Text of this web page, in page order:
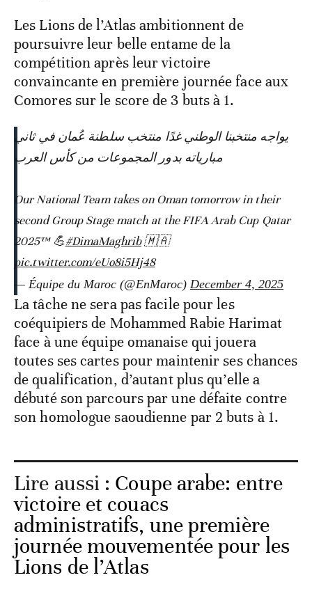
Les Lions de l’Atlas ambitionnent de
poursuivre leur belle entame de la
compétition après leur victoire
convaincante en première journée face aux
Comores sur le score de 3 buts à 1.
يواجه منتخبنا الوطني غدًا منتخب سلطنة عُمان في ثاني
مبارياته بدور المجموعات من كأس العرب
Our National Team takes on Oman tomorrow in their
second Group Stage match at the FIFA Arab Cup Qatar
2025™ 💪#DimaMaghrib🇲🇦
pic.twitter.com/eUo8i5Hj48
— Équipe du Maroc (@EnMaroc) December 4, 2025
La tâche ne sera pas facile pour les
coéquipiers de Mohammed Rabie Harimat
face à une équipe omanaise qui jouera
toutes ses cartes pour maintenir ses chances
de qualification, d’autant plus qu’elle a
débuté son parcours par une défaite contre
son homologue saoudienne par 2 buts à 1.
Lire aussi : Coupe arabe: entre
victoire et couacs
administratifs, une première
journée mouvementée pour les
Lions de l’Atlas